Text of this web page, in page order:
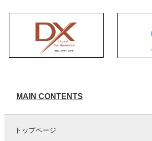
MAIN CONTENTS
トップページ